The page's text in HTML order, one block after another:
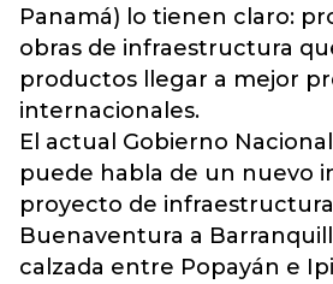
Panamá) lo tienen claro:
obras de infraestructura
productos llegar a mejor
internacionales.
El actual Gobierno
puede habla de un nuevo
proyecto de
Buenaventura a
calzada entre Popayán e